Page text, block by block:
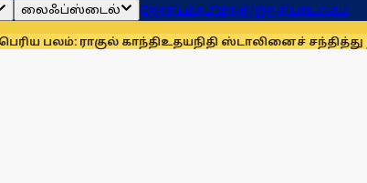
லைஃப்ஸ்டைல் ஜோதிடம்தமிழ்நாடுஇந்தியாஉலகம்
ராகுல் காந்திஉதயநிதி ஸ்டாலினைச் சந்தித்து